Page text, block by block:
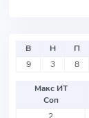
В Н П
9
3 8
Макс ИТ
Соп